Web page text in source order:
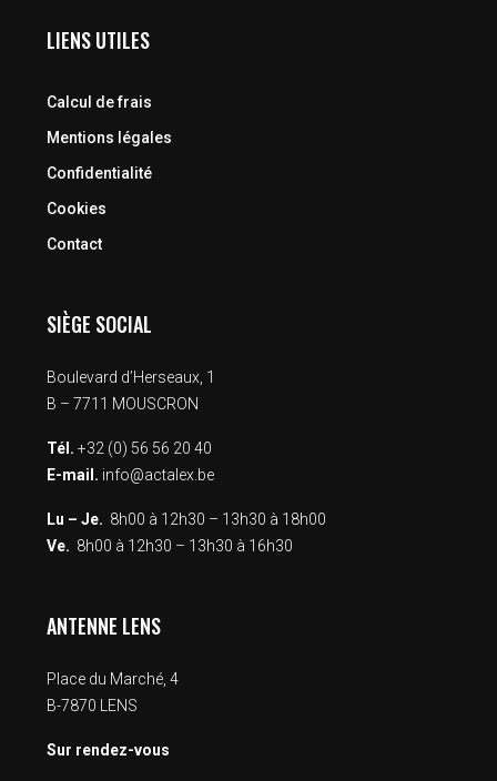
LIENS UTILES
Calcul de frais
Mentions légales
Confidentialité
Cookies
Contact
SIÈGE SOCIAL
Boulevard d’Herseaux, 1
B – 7711 MOUSCRON
Tél.
+32 (0) 56 56 20 40
E-mail. info@actalex.be
Lu – Je.
8h00 à 12h30 – 13h30 à 18h00
Ve.
8h00 à 12h30 – 13h30 à 16h30
ANTENNE LENS
Place du Marché, 4
B-7870 LENS
Sur rendez-vous